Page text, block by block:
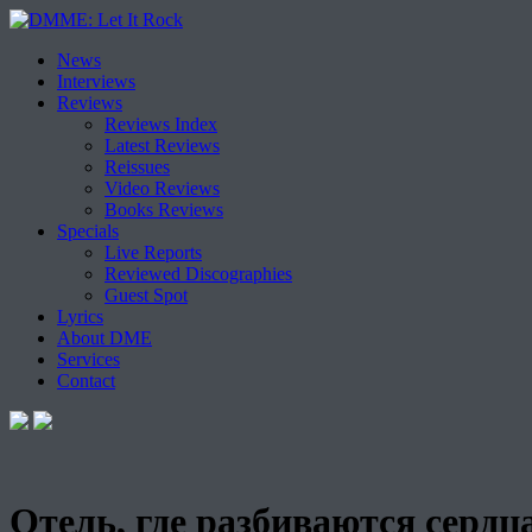
Skip
content
News
Interviews
Reviews
Reviews Index
Latest Reviews
Reissues
Video Reviews
Books Reviews
Specials
Live Reports
Reviewed Discographies
Guest Spot
Lyrics
About DME
Services
Contact
Отель, где разбиваются